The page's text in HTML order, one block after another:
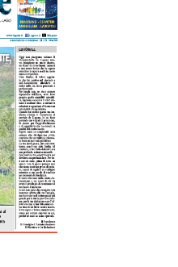
Telegram